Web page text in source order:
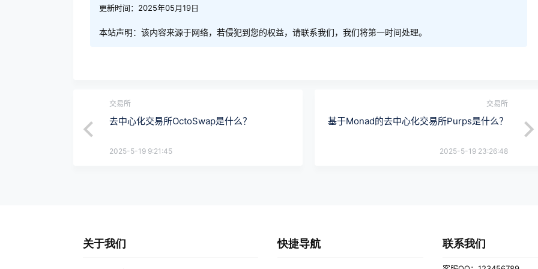
更新时间：2025年05月19日
本站声明：该内容来源于网络，若侵犯到您的权益，请联系我们，我们将第一时间处理。
交易所
去中心化交易所OctoSwap是什么？
2025-5-19 9:21:45
交易所
基于Monad的去中心化交易所Purps是什么？
2025-5-19 23:26:48
关于我们 快捷导航 联系我们